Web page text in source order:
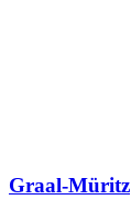
Graal-Müritz